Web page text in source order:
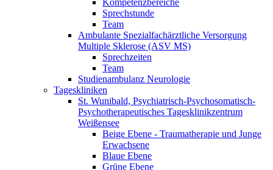
Kompetenzbereiche
Sprechstunde
Team
Ambulante Spezialfachärztliche Versorgung
Multiple Sklerose (ASV MS)
Sprechzeiten
Team
Studienambulanz Neurologie
Tageskliniken
St. Wunibald, Psychiatrisch-Psychosomatisch-
Psychotherapeutisches Tagesklinikzentrum
Weißensee
Beige Ebene - Traumatherapie und Junge
Erwachsene
Blaue Ebene
Grüne Ebene